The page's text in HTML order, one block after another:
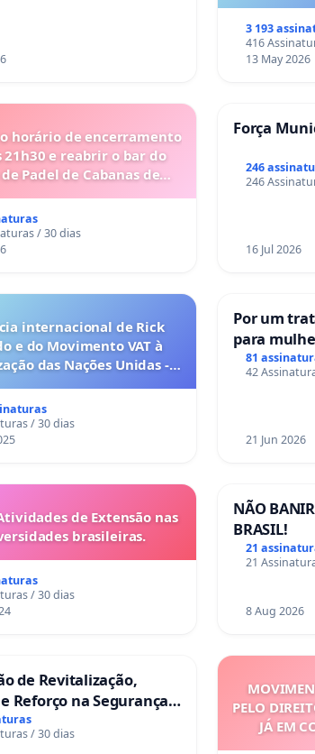
3 193
416
13 May 2026
horário de encerramento
21h30 e reabrir o bar do
Padel de Cabanas de
/ 30 dias
Força
246
246
16 Jul 2026
internacional de Rick
e do Movimento VAT à
das Nações Unidas -
o lobby empresarial
omissão do Congresso.
/ 30 dias
Por um
para
sofrem
nos
81
42
21 Jun 2026
de Extensão nas
brasileiras.
/ 30 dias
NÃO
BRASIL!
21
21
8 Aug 2026
de Revitalização,
Reforço na Segurança
da Rua Cachoeira das
/ 30 dias
PELO
JÁ EM